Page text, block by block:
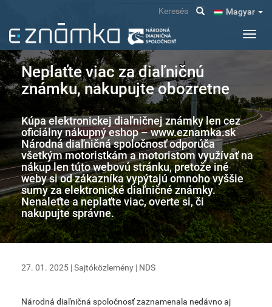
tartalomra
Magyar
Keresés
Neplaťte viac za diaľničnú
známku, nakupujte obozretne
Kúpa elektronickej diaľničnej známky len cez
oficiálny nákupný eshop – www.eznamka.sk
Národná diaľničná spoločnosť odporúča
všetkým motoristkám a motoristom využívať na
nákup len túto webovú stránku, pretože iné
weby si od zákazníka vypýtajú omnoho vyššie
sumy za elektronické diaľničné známky.
Nenaleťte a neplaťte viac, overte si, či
nakupujte správne.
27. 01. 2025 |Sajtóközlemény | NDS
Národná diaľničná spoločnosť zaznamenala nedávno aj